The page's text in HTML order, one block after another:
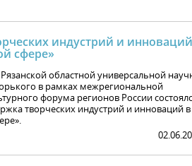
индустрий и
сфере»
областной универсальной
в рамках межрегиональной
форума регионов России
творческих индустрий и инноваций в